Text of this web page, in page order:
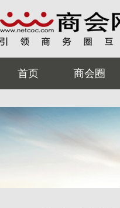
首页 商会圈